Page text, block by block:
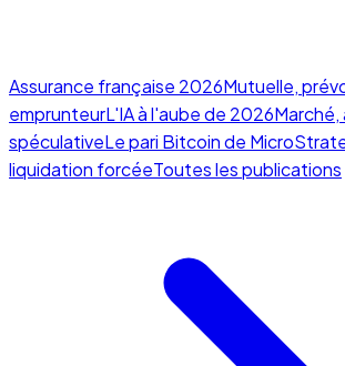
Assurance française 2026Mutuelle,
emprunteurL'IA à l'aube de 2026
spéculativeLe pari Bitcoin de
liquidation forcéeToutes les publications